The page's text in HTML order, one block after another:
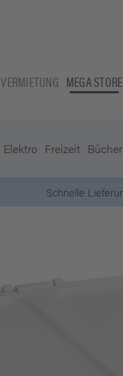
VERMIETUNG MEGA STORE
Elektro Freizeit Bücher